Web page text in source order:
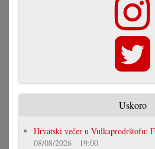
Uskoro
Hrvatski večer u Vulkaprodrštofu:
08/08/2026 - 19:00